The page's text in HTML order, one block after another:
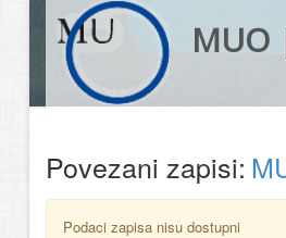
MUO
Povezani zapisi:
Podaci zapisa nisu dostupni